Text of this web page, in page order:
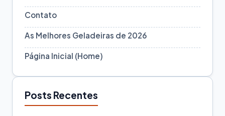
Contato
As Melhores Geladeiras de 2026
Página Inicial (Home)
Posts Recentes